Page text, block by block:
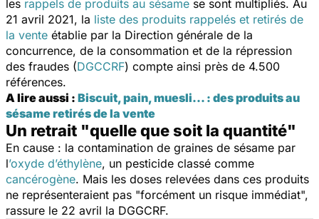
les rappels de produits au sésame se sont multipliés. Au
21 avril 2021, la liste des produits rappelés et retirés de
la vente établie par la Direction générale de la
concurrence, de la consommation et de la répression
des fraudes (DGCCRF) compte ainsi près de 4.500
références.
A lire aussi : Biscuit, pain, muesli... : des produits au
sésame retirés de la vente
Un retrait "quelle que soit la quantité"
En cause : la contamination de graines de sésame par
l’oxyde d’éthylène, un pesticide classé comme
cancérogène. Mais les doses relevées dans ces produits
ne représenteraient pas "forcément un risque immédiat",
rassure le 22 avril la DGGCRF.